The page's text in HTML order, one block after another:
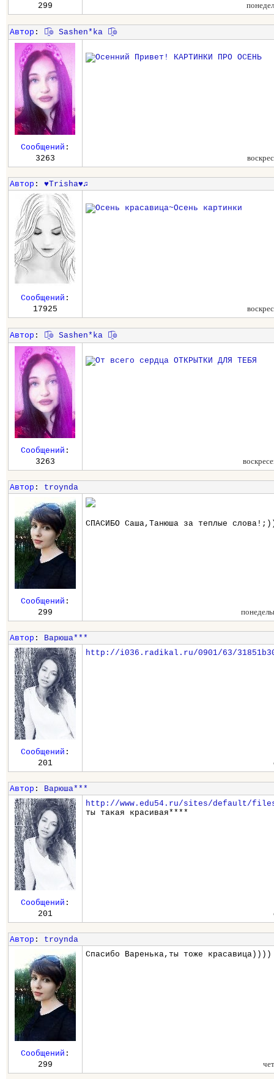
299
Автор : ๏̯͡๏ Sashen*ka ๏̯͡๏
Сообщений :
3263
Автор : ♥Trisha♥♫
Сообщений :
17925
Автор : ๏̯͡๏ Sashen*ka ๏̯͡๏
Сообщений :
3263
Автор : troynda
СПАСИБО Саша,Танюша за теплые
Сообщений :
299
Автор : Варюша***
http://i036.radikal.ru/0901/63/
Сообщений :
201
Автор : Варюша***
http://www.edu54.ru/sites/default/
ты такая красивая****
Сообщений :
201
Автор : troynda
Спасибо Варенька,ты тоже
Сообщений :
299